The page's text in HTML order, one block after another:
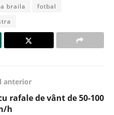
braila
fotbal
anterior
rafale de vânt de 50-100
h